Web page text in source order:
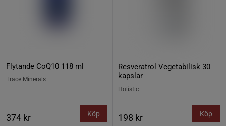
Flytande CoQ10 118 ml
Trace Minerals
374 kr Köp
Resveratrol Vegetabilisk 30
kapslar
Holistic
198 kr Köp